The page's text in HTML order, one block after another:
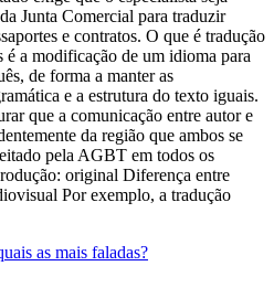
Junta Comercial para traduzir
e contratos. O que é tradução
é a modificação de um idioma para
de forma a manter as
e a estrutura do texto iguais.
que a comunicação entre autor e
da região que ambos se
pela AGBT em todos os
original Diferença entre
Por exemplo, a tradução